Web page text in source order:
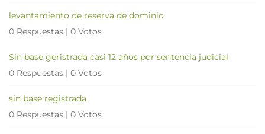
levantamiento de reserva de dominio
0 Respuestas | 0 Votos
Sin base geristrada casi 12 años por sentencia judicial
0 Respuestas | 0 Votos
sin base registrada
0 Respuestas | 0 Votos